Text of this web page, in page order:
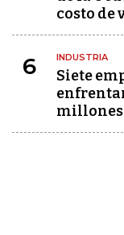
costo de
6 INDUSTRIA
Siete
millones